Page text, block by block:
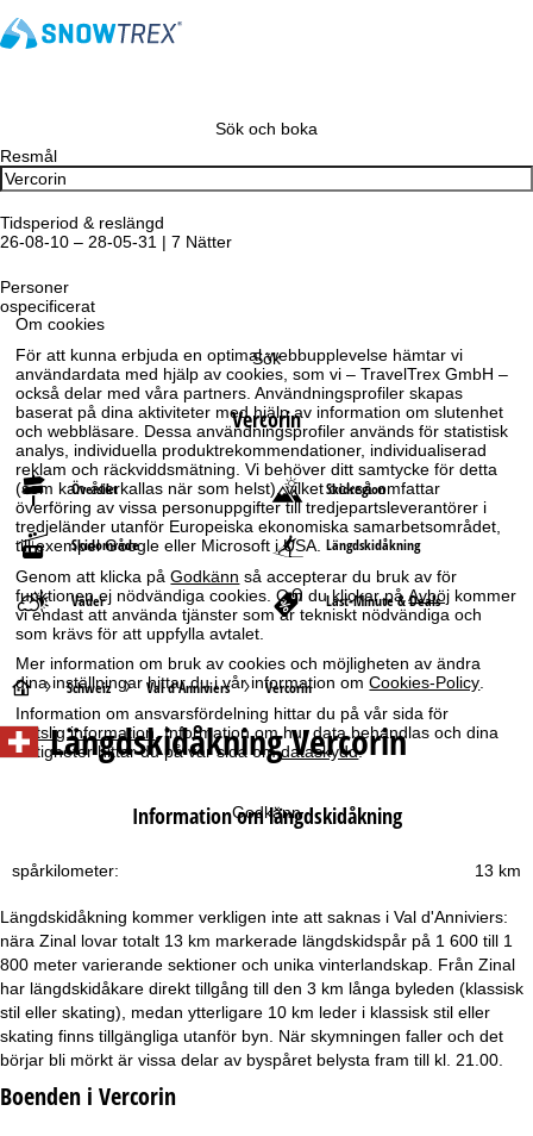
Om cookies
För att kunna erbjuda en optimal webbupplevelse hämtar vi
användardata med hjälp av cookies, som vi – TravelTrex GmbH –
också delar med våra partners. Användningsprofiler skapas
baserat på dina aktiviteter med hjälp av information om slutenhet
och webbläsare. Dessa användningsprofiler används för statistisk
analys, individuella produktrekommendationer, individualiserad
reklam och räckviddsmätning. Vi behöver ditt samtycke för detta
(som kan återkallas när som helst), vilket också omfattar
överföring av vissa personuppgifter till tredjepartsleverantörer i
tredjeländer utanför Europeiska ekonomiska samarbetsområdet,
till exempel Google eller Microsoft i USA.
Genom att klicka påGodkänn så accepterar du bruk av för
funktionen ej nödvändiga cookies. Om du klickar påAvböj kommer
vi endast att använda tjänster som är tekniskt nödvändiga och
som krävs för att uppfylla avtalet.
Mer information om bruk av cookies och möjligheten av ändra
dina inställningar hittar du i vår information omCookies-Policy
Information om ansvarsfördelning hittar du på vår sida för
rättslig information. Information om hur data behandlas och dina
rättigheter hittar du på vår sida omdataskydd.
Godkänn
Sök och boka
Resmål
Tidsperiod & reslängd
26-08-10 – 28-05-31 | 7 Nätter
Personer
ospecificerat
Sök
Vercorin
Översikt Skidregion
Skidområde Längdskidåkning
Väder Last-Minute & Deals
S
t
t
s
i
d
Schweiz Val d'Anniviers Vercorin
Längdskidåkning Vercorin
Information om längdskidåkning
13 km
spårkilometer:
Längdskidåkning kommer verkligen inte att saknas i Val d'Anniviers:
nära Zinal lovar totalt 13 km markerade längdskidspår på 1 600 till 1
800 meter varierande sektioner och unika vinterlandskap. Från Zinal
har längdskidåkare direkt tillgång till den 3 km långa byleden (klassisk
stil eller skating), medan ytterligare 10 km leder i klassisk stil eller
skating finns tillgängliga utanför byn. När skymningen faller och det
börjar bli mörkt är vissa delar av byspåret belysta fram till kl. 21.00.
Boenden i Vercorin